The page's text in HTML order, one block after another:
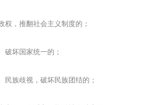
权，推翻社会主义制度的；
破坏国家统一的；
民族歧视，破坏民族团结的；